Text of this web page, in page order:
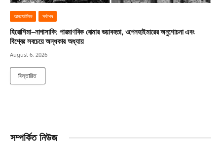
আন্তর্জাতিক সর্বশেষ
হিরোশিমা–নাগাসাকি: পারমাণবিক বোমার ভয়াবহতা, ওপেনহাইমারের অনুশোচনা এবং
বিশ্বের সবচেয়ে অন্ধকার অধ্যায়
August 6, 2026
বিস্তারিত
সম্পর্কিত নিউজ